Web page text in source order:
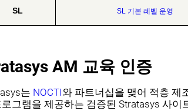
SL SL 기본 레벨 운영
AM 교육 인증
는 NOCTI와 파트너십을 맺어 적층 제
로그램을 제공하는 검증된 Stratasys 사